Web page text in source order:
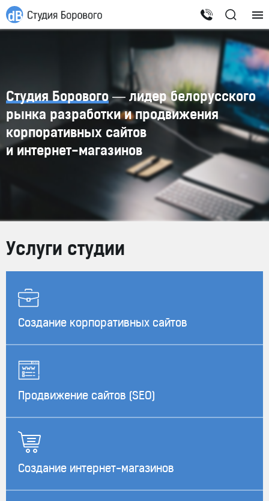
Студия Борового— лидер белорусского
рынка разработки и продвижения
корпоративных сайтов
и интернет-магазинов
Услуги студии
Создание корпоративных сайтов
Продвижение сайтов (SEO)
Создание интернет-магазинов